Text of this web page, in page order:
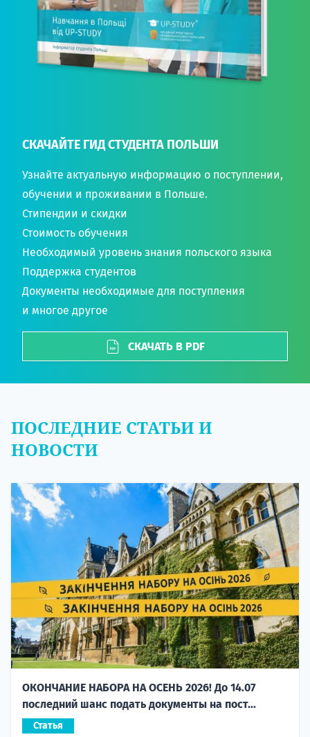
СКАЧАЙТЕ ГИД СТУДЕНТА ПОЛЬШИ
Узнайте актуальную информацию о поступлении,
обучении и проживании в Польше.
Стипендии и скидки
Стоимость обучения
Необходимый уровень знания польского языка
Поддержка студентов
Документы необходимые для поступления
и многое другое
СКАЧАТЬ В PDF
ПОСЛЕДНИЕ СТАТЬИ И
НОВОСТИ
ОКОНЧАНИЕ НАБОРА НА ОСЕНЬ 2026! До 14.07
последний шанс подать документы на пост...
Статья